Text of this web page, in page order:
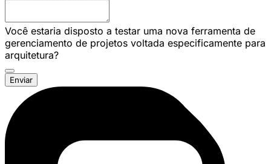
Você estaria disposto a testar uma nova ferramenta de
gerenciamento de projetos voltada especificamente para
arquitetura?
Enviar